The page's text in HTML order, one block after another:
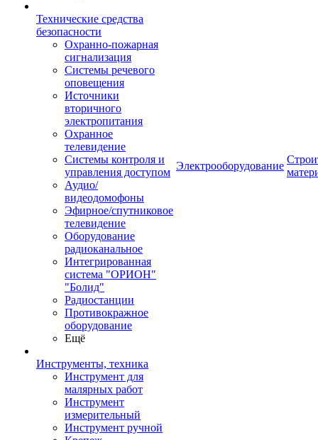
Технические средства
безопасности
Охранно-пожарная
сигнализация
Системы речевого
оповещения
Источники
вторичного
электропитания
Охранное
телевидение
Системы контроля и
управления доступом
Аудио/
видеодомофоны
Эфирное/спутниковое
телевидение
Оборудование
радиоканальное
Интегрированная
система "ОРИОН"
"Болид"
Радиостанции
Противокражное
оборудование
Ещё
Инструменты, техника
Инструмент для
малярных работ
Инструмент
измерительный
Инструмент ручной
Электрооборудование